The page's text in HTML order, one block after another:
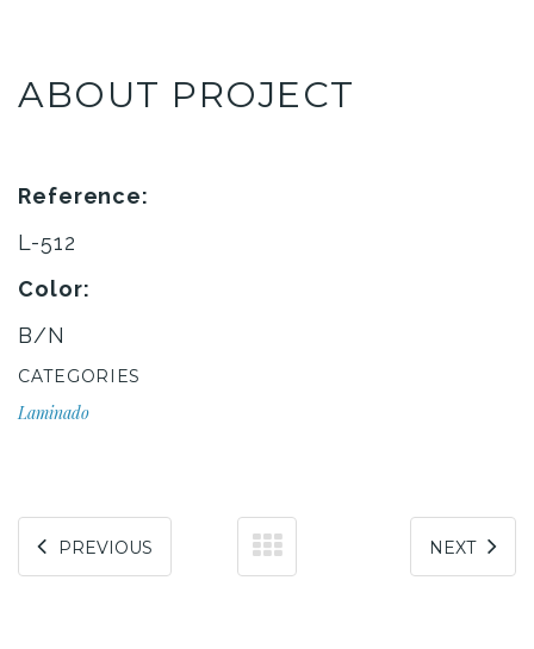
ABOUT PROJECT
Reference:
L-512
Color:
B/N
CATEGORIES
Laminado
PREVIOUS NEXT